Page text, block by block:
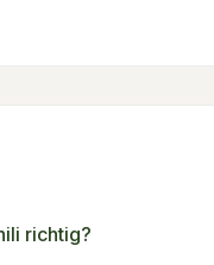
richtig?